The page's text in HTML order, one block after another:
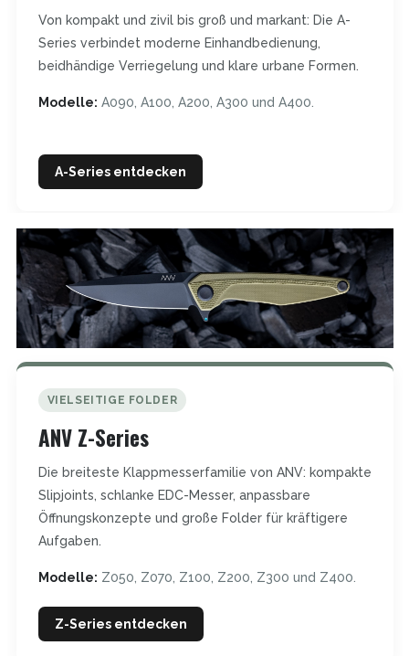
Von kompakt und zivil bis groß und markant: Die A-
Series verbindet moderne Einhandbedienung,
beidhändige Verriegelung und klare urbane Formen.
Modelle: A090, A100, A200, A300 und A400.
A-Series entdecken
VIELSEITIGE FOLDER
ANV Z-Series
Die breiteste Klappmesserfamilie von ANV: kompakte
Slipjoints, schlanke EDC-Messer, anpassbare
Öffnungskonzepte und große Folder für kräftigere
Aufgaben.
Modelle: Z050, Z070, Z100, Z200, Z300 und Z400.
Z-Series entdecken